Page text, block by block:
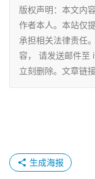
版权声明：本文内
作者本人。本站仅
承担相关法律责任
容， 请发送邮件至
立刻删除。文章
生成海报